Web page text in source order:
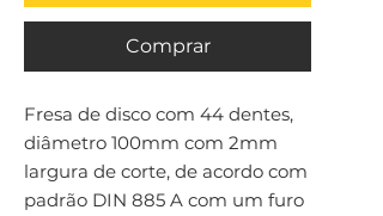
Comprar
Fresa de disco com 44 dentes,
diâmetro 100mm com 2mm
largura de corte, de acordo com
padrão DIN 885 A com um furo